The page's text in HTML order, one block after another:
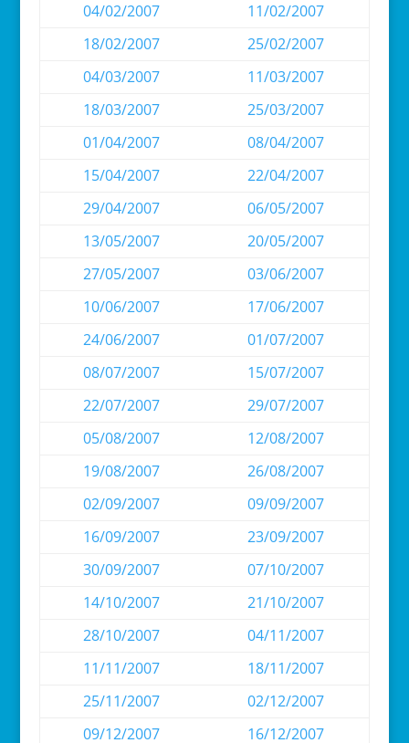
04/02/2007
11/02/2007
18/02/2007
25/02/2007
04/03/2007
11/03/2007
18/03/2007
25/03/2007
01/04/2007
08/04/2007
15/04/2007
22/04/2007
29/04/2007
06/05/2007
13/05/2007
20/05/2007
27/05/2007
03/06/2007
10/06/2007
17/06/2007
24/06/2007
01/07/2007
08/07/2007
15/07/2007
22/07/2007
29/07/2007
05/08/2007
12/08/2007
19/08/2007
26/08/2007
02/09/2007
09/09/2007
16/09/2007
23/09/2007
30/09/2007
07/10/2007
14/10/2007
21/10/2007
28/10/2007
04/11/2007
11/11/2007
18/11/2007
25/11/2007
02/12/2007
09/12/2007
16/12/2007